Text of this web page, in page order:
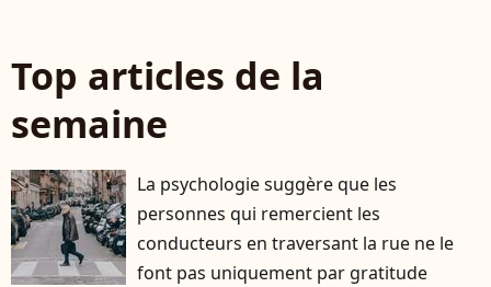
Top articles de la
semaine
La psychologie suggère que les
personnes qui remercient les
conducteurs en traversant la rue ne le
font pas uniquement par gratitude